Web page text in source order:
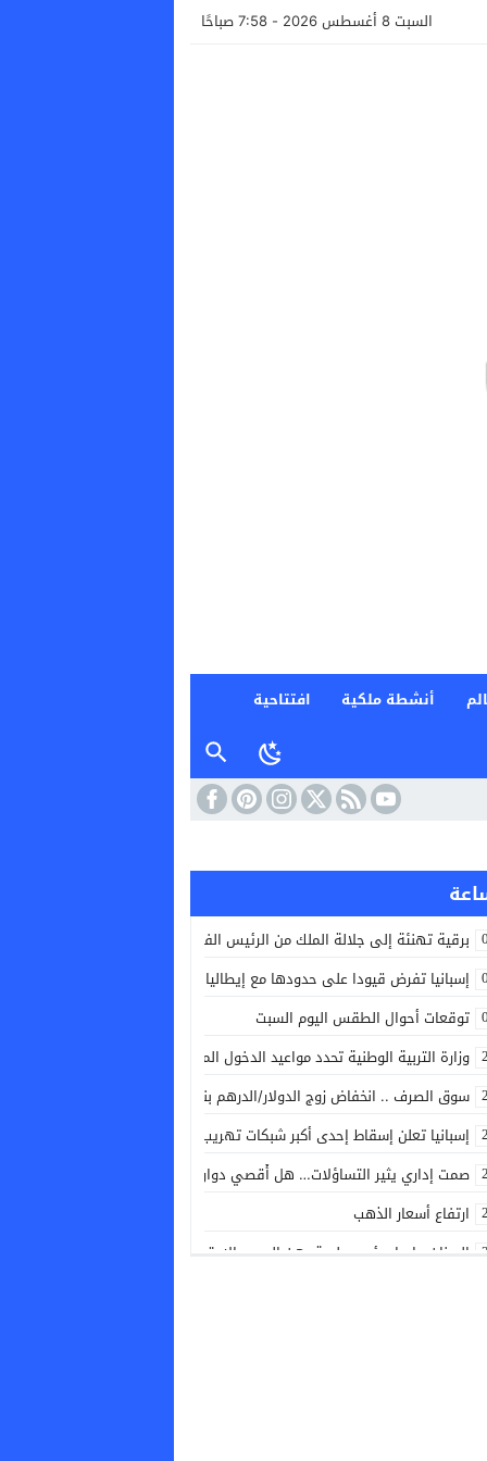
السبت 8 أغسطس 2026 - 7:58 صباحًا
أنشطة ملكية افتتاحية
برقية تهنئة إلى جلالة الملك من الرئيس الفرنسي إيمانويل ماكرون بمناسبة
إسبانيا تفرض قيودا على حدودها مع إيطاليا
توقعات أحوال الطقس اليوم السبت
وزارة التربية الوطنية تحدد مواعيد الدخول المدرسي القادم
سوق الصرف .. انخفاض زوج الدولار/الدرهم بنسبة 0,42 في المائة
إسبانيا تعلن إسقاط إحدى أكبر شبكات تهريب البشر والمخدرات في البحر
صمت إداري يثير التساؤلات… هل أُقصي دوار القليع من مشاريع توسيع شبكة
ارتفاع أسعار الذهب
اليونان.. إيداع رئيس بلدية رهن الحبس الاحتياطي بعد حريق غرب أثينا